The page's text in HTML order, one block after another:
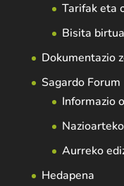
Tarifak eta
Bisita
Dokumentazio
Sagardo Forum
Informazio
Aurreko
Hedapena